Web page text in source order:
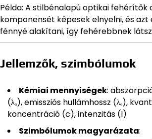
Példa: A stilbénalapú optikai fehérítők
komponensét képesek elnyelni, és azt
fénnyé alakítani, így fehérebbnek
Jellemzők, szimbólumok
Kémiai mennyiségek:
(λₐ), emissziós hullámhossz (λₑ),
koncentráció (c), intenzitás (I)
Szimbólumok magyarázata: